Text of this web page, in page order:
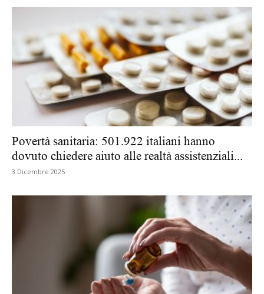
Povertà sanitaria: 501.922 italiani hanno
dovuto chiedere aiuto alle realtà assistenziali...
3 Dicembre 2025